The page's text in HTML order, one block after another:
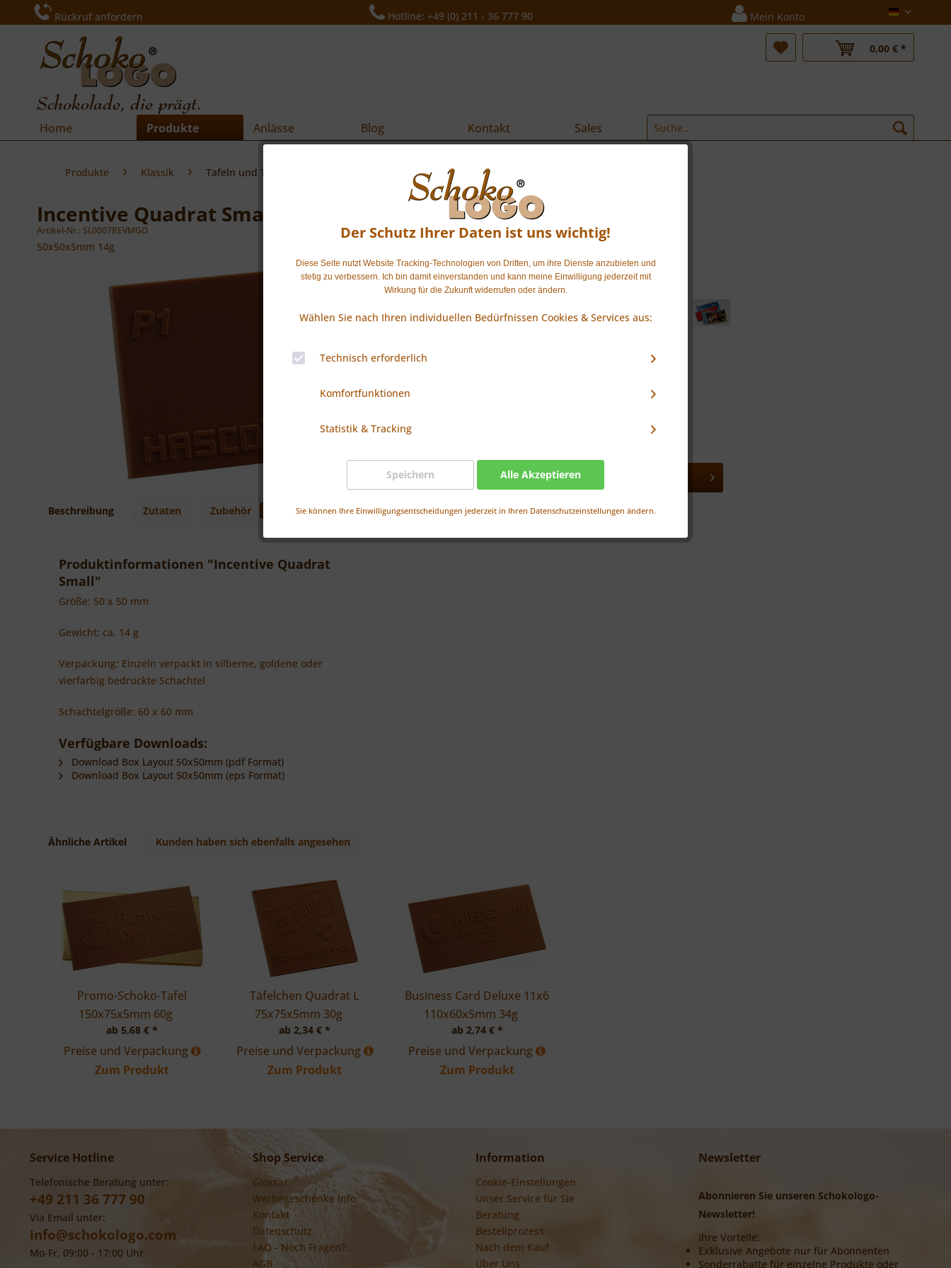
Rückruf anfordern Hotline: +49 (0) 211 - 36 777 90 Mein Konto Deutsch
Schokolade, die prägt.
0,00 € *
Home Produkte Anlässe Blog Kontakt Sales
Der Schutz Ihrer Daten ist uns wichtig!
Diese Seite nutzt Website Tracking-Technologien von Dritten, um ihre Dienste anzubieten und
stetig zu verbessern. Ich bin damit einverstanden und kann meine Einwilligung jederzeit mit
Wirkung für die Zukunft widerrufen oder ändern.
Wählen Sie nach Ihren individuellen Bedürfnissen Cookies & Services aus:
Technisch erforderlich
Komfortfunktionen
Statistik & Tracking
Speichern Alle Akzeptieren
Sie können Ihre Einwilligungsentscheidungen jederzeit in Ihren Datenschutzeinstellungen ändern.
Produkte Klassik Tafeln und Täfelchen
Incentive Quadrat Small
Artikel-Nr.: SL0007REVMGO
50x50x5mm 14g
Beschreibung Zutaten Zubehör
Produktinformationen "Incentive Quadrat
Small"
Größe: 50 x 50 mm
Gewicht: ca. 14 g
Verpackung: Einzeln verpackt in silberne, goldene oder
vierfarbig bedruckte Schachtel
Schachtelgröße: 60 x 60 mm
Verfügbare Downloads:
Download Box Layout 50x50mm (pdf Format)
Download Box Layout 50x50mm (eps Format)
Schachtel
Schokoladentyp
Produkt anfragen
Vergleichen Merken
Ähnliche Artikel Kunden haben sich ebenfalls angesehen
Promo-Schoko-Tafel
150x75x5mm 60g
ab 5,68 € *
Preise und Verpackung
Zum Produkt
Täfelchen Quadrat L
75x75x5mm 30g
ab 2,34 € *
Preise und Verpackung
Zum Produkt
Business Card Deluxe 11x6
110x60x5mm 34g
ab 2,74 € *
Preise und Verpackung
Zum Produkt
Service Hotline
Telefonische Beratung unter:
+49 211 36 777 90
Via Email unter:
info@schokologo.com
Mo-Fr, 09:00 - 17:00 Uhr
Shop Service
Glossar
Werbegeschenke Info
Kontakt
Datenschutz
FAQ - Noch Fragen?
AGB
Information
Cookie-Einstellungen
Unser Service für Sie
Beratung
Bestellprozess
Nach dem Kauf
Über Uns
Newsletter
Abonnieren Sie unseren Schokologo-
Newsletter!
Ihre Vorteile:
Exklusive Angebote nur für Abonnenten
Sonderrabatte für einzelne Produkte oder